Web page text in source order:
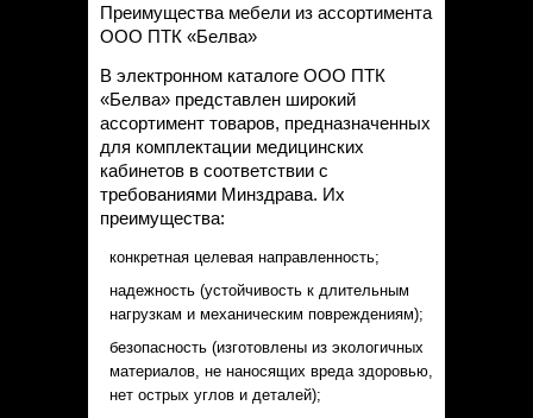
Преимущества мебели из ассортимента
ООО ПТК «Белва»
В электронном каталоге ООО ПТК
«Белва» представлен широкий
ассортимент товаров, предназначенных
для комплектации медицинских
кабинетов в соответствии с
требованиями Минздрава. Их
преимущества:
конкретная целевая направленность;
надежность (устойчивость к длительным
нагрузкам и механическим повреждениям);
безопасность (изготовлены из экологичных
материалов, не наносящих вреда здоровью,
нет острых углов и деталей);